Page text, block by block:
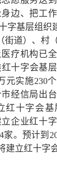
边、把工
字基层组织
街道）、村
疗机构已
十字会基
元实施230
经信局出
红十字会基
立企业红十
家。预计到
建立红十字